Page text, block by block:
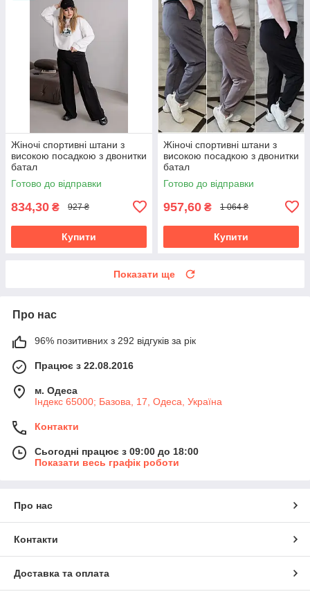
Жіночі спортивні штани з
високою посадкою з двонитки
батал
Готово до відправки
834,30 ₴ 927 ₴
Купити
Жіночі спортивні штани з
високою посадкою з двонитки
батал
Готово до відправки
957,60 ₴ 1 064 ₴
Купити
Показати ще
Про нас
96% позитивних з 292 відгуків за рік
Працює з 22.08.2016
м. Одеса
Індекс 65000; Базова, 17, Одеса, Україна
Контакти
Сьогодні працює з 09:00 до 18:00
Показати весь графік роботи
Про нас
Контакти
Доставка та оплата